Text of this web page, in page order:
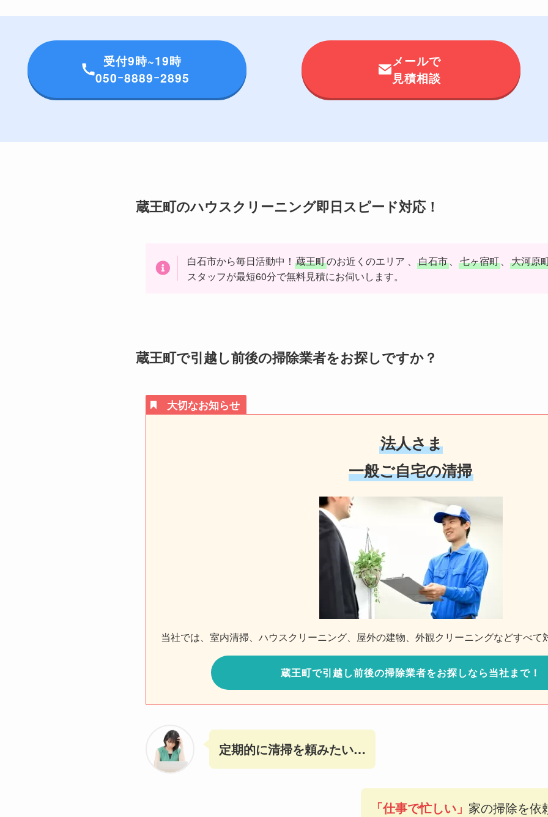
受付9時~19時
050ｰ8889ｰ2895
メールで
見積相談
蔵王町のハウスクリーニング即日スピード対応！
白石市から毎日活動中！ 蔵王町のお近くのエリア 、 白石市、 七ヶ宿町、 大河原
スタッフが最短60分で無料見積にお伺いします。
蔵王町で引越し前後の掃除業者をお探しですか？
大切なお知らせ
法人さま
一般ご自宅の清掃
当社では、室内清掃、ハウスクリーニング、屋外の建物、外観クリーニングなどすべて
蔵王町で引越し前後の掃除業者をお探しなら当社まで！
定期的に清掃を頼みたい…
「仕事で忙しい」 家の掃除を